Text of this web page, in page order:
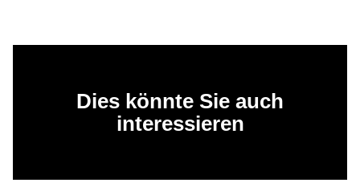
Dies könnte Sie auch
interessieren